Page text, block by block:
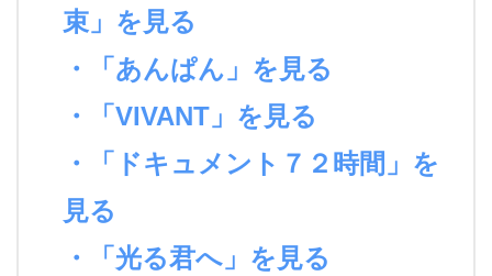
束」を見る
・「あんぱん」を見る
・「VIVANT」を見る
・「ドキュメント７２時間」を
見る
・「光る君へ」を見る